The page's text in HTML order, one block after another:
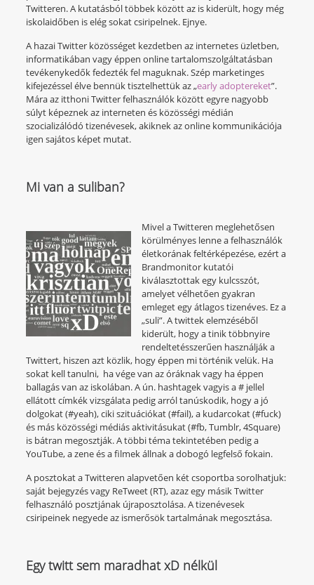
Twitteren. A kutatásból többek között az is kiderült, hogy még
iskolaidőben is elég sokat csiripelnek. Ejnye.
A hazai Twitter közösséget kezdetben az internetes üzletben,
informatikában vagy éppen online tartalomszolgáltatásban
tevékenykedők fedezték fel maguknak. Szép marketinges
kifejezéssel élve bennük tisztelhettük az „early adoptereket”.
Mára az itthoni Twitter felhasználók között egyre nagyobb
súlyt képeznek az interneten és közösségi médián
szocializálódó tizenévesek, akiknek az online kommunikációja
igen sajátos képet mutat.
Mi van a suliban?
Mivel a Twitteren meglehetősen
körülményes lenne a felhasználók
életkorának feltérképezése, ezért a
Brandmonitor kutatói
kiválasztottak egy kulcsszót,
amelyet vélhetően gyakran
emleget egy átlagos tizenéves. Ez a
„suli”. A twittek elemzéséből
kiderült, hogy a tinik többnyire
rendeltetésszerűen használják a
Twittert, hiszen azt közlik, hogy éppen mi történik velük. Ha
sokat kell tanulni, ha vége van az óráknak vagy ha éppen
ballagás van az iskolában. A ún. hashtagek vagyis a # jellel
ellátott címkék vizsgálata pedig arról tanúskodik, hogy a jó
dolgokat (#yeah), ciki szituációkat (#fail), a kudarcokat (#fuck)
és más közösségi médiás aktivitásukat (#fb, Tumblr, 4Square)
is bátran megosztják. A többi téma tekintetében pedig a
YouTube, a zene és a filmek állnak a dobogó legfelső fokain.
A posztokat a Twitteren alapvetően két csoportba sorolhatjuk:
saját bejegyzés vagy ReTweet (RT), azaz egy másik Twitter
felhasználó posztjának újraposztolása. A tizenévesek
csiripeinek negyede az ismerősök tartalmának megosztása.
Egy twitt sem maradhat xD nélkül